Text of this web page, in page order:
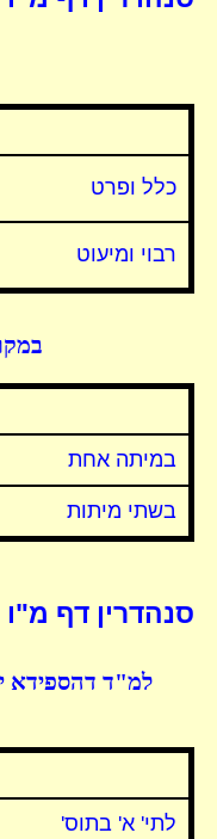
כלל ופרט
רבוי ומיעוט
במיתה אחת
בשתי מיתות
סנהדרין דף
למ"ד דהספידא
לתי' א' בתוס'